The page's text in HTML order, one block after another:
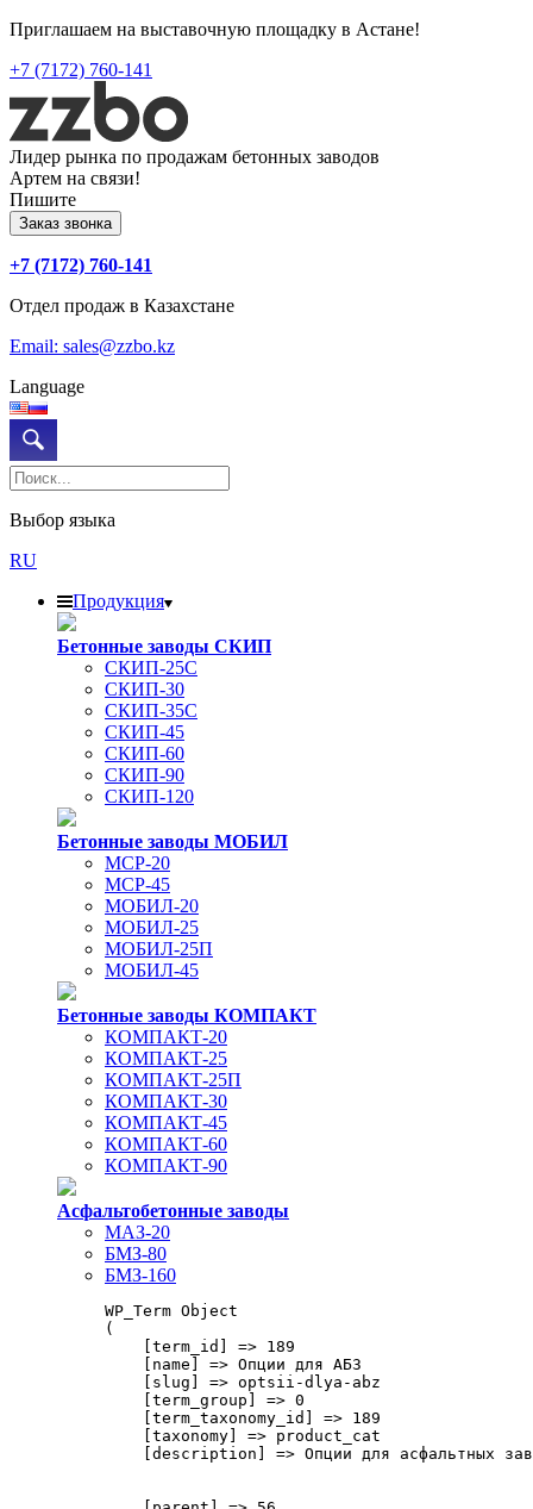
Приглашаем на выставочную площадку в Астане!
+7 (7172) 760-141
Лидер рынка по продажам бетонных заводов
Артем на связи!
Пишите
Заказ звонка
+7 (7172) 760-141
Отдел продаж в Казахстане
Email: sales@zzbo.kz
Language
Выбор языка
RU
Продукция
Бетонные заводы СКИП
СКИП-25С
СКИП-30
СКИП-35С
СКИП-45
СКИП-60
СКИП-90
СКИП-120
Бетонные заводы МОБИЛ
MCP-20
MCP-45
МОБИЛ-20
МОБИЛ-25
МОБИЛ-25П
МОБИЛ-45
Бетонные заводы КОМПАКТ
КОМПАКТ-20
КОМПАКТ-25
КОМПАКТ-25П
КОМПАКТ-30
КОМПАКТ-45
КОМПАКТ-60
КОМПАКТ-90
Асфальтобетонные заводы
МАЗ-20
БМЗ-80
БМЗ-160
WP_Term Object
(
    [term_id] => 189
    [name] => Опции для АБЗ
    [slug] => optsii-dlya-abz
    [term_group] => 0
    [term_taxonomy_id] => 189
    [taxonomy] => product_cat
[description] => Опции для асфальтных